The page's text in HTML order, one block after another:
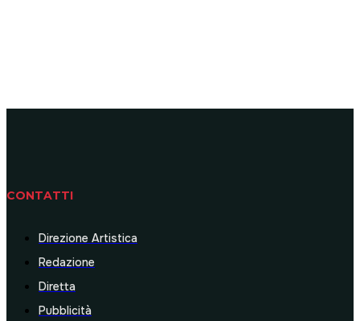
CONTATTI
Direzione Artistica
Redazione
Diretta
Pubblicità